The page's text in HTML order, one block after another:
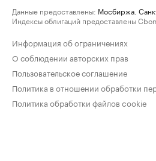
Данные предоставлены: Мосбиржа
Индексы облигаций предоставлены
Информация об ограничениях
О соблюдении авторских прав
Пользовательское соглашение
Политика в отношении обработки
Политика обработки файлов cookie